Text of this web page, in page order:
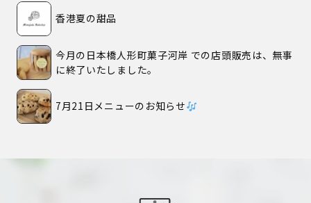
香港夏の甜品
今月の日本橋人形町菓子河岸 での店頭販売は、無事
に終了いたしました。
7月21日メニューのお知らせ